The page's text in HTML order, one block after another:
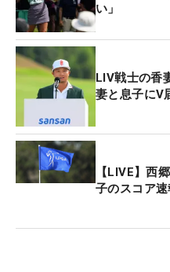
後味の悪い結果となって
日から上位をキープし、
で迫った。「いい準備が
と思う。これからもし
合にも繋げていきたい
サンケイクラシック」
しさをバネに、富士桜で
い」
LIV戦士の香
妻と息子にV
【LIVE】西
子のスコア速